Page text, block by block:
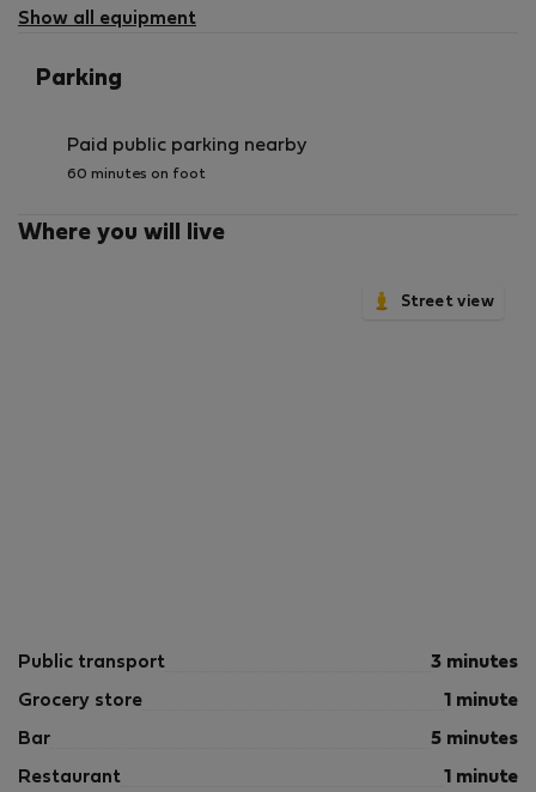
available
Show all equipment
Parking
Paid public parking nearby
60 minutes on foot
Where you will live
Street view
Public transport 3 minutes
Grocery store 1 minute
Bar 5 minutes
Restaurant 1 minute